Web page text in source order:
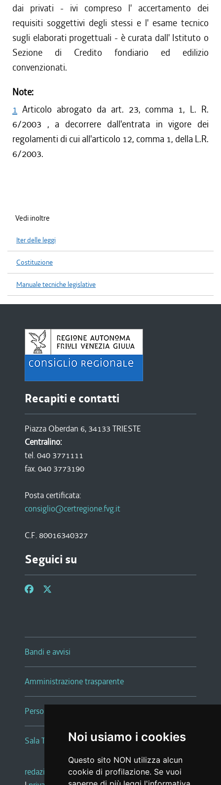
Noi usiamo i cookies
Questo sito NON utilizza alcun
cookie di profilazione. Se vuoi
dai privati - ivi compreso l' accertamento dei
requisiti soggettivi degli stessi e l' esame tecnico
sugli elaborati progettuali - è curata dall' Istituto o
Sezione di Credito fondiario ed edilizio
convenzionati.
Note:
1 Articolo abrogato da art. 23, comma 1, L. R.
6/2003 , a decorrere dall'entrata in vigore dei
regolamenti di cui all'articolo 12, comma 1, della L.R.
6/2003.
Vedi inoltre
Iter delle leggi
Costituzione
Manuale tecniche legislative
Recapiti e contatti
Piazza Oberdan 6, 34133 TRIESTE
Centralino:
tel. 040 3771111
fax. 040 3773190
Posta certificata:
consiglio@certregione.fvg.it
C.F. 80016340327
Seguici su
Bandi e avvisi
Amministrazione trasparente
Persone e Uffici
Sala Tiziano Tessitori
redazione web |note legali |glossario